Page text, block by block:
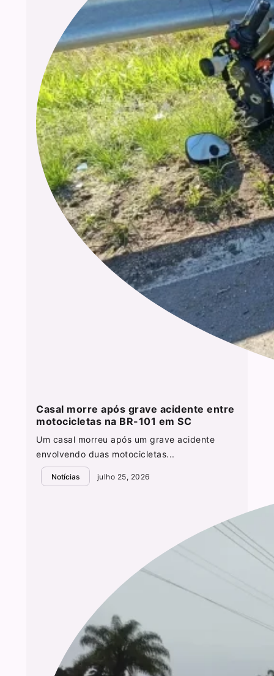
Casal morre após grave acidente entre
motocicletas na BR-101 em SC
Um casal morreu após um grave acidente
envolvendo duas motocicletas...
Notícias julho 25, 2026